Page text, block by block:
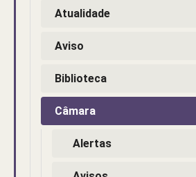
Atualidade
Aviso
Biblioteca
Câmara
Alertas